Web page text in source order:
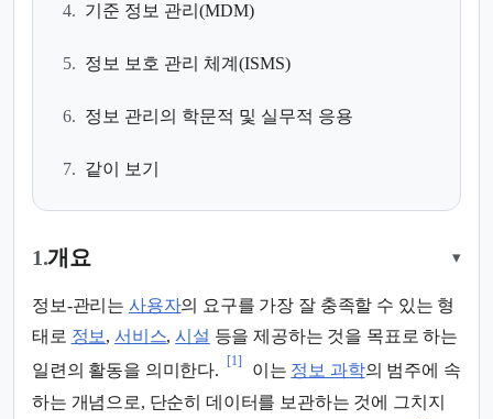
4. 기준 정보 관리(MDM)
5. 정보 보호 관리 체계(ISMS)
6. 정보 관리의 학문적 및 실무적 응용
7. 같이 보기
1.개요 ▾
정보-관리는 사용자의 요구를 가장 잘 충족할 수 있는 형
태로 정보, 서비스,시설 등을 제공하는 것을 목표로 하는
일련의 활동을 의미한다.
[1]
이는 정보 과학의 범주에 속
하는 개념으로, 단순히 데이터를 보관하는 것에 그치지